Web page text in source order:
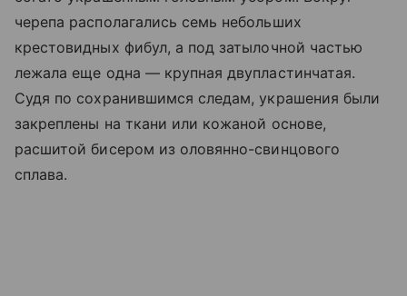
черепа располагались семь небольших
крестовидных фибул, а под затылочной частью
лежала еще одна — крупная двупластинчатая.
Судя по сохранившимся следам, украшения были
закреплены на ткани или кожаной основе,
расшитой бисером из оловянно-свинцового
сплава.